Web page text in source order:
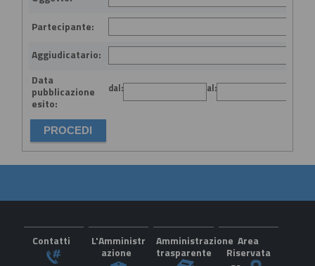
Partecipante:
Aggiudicatario:
Data
pubblicazione
esito:
dal: al:
Contatti
L'Amministr
azione
Amministrazione
trasparente
Area
Riservata